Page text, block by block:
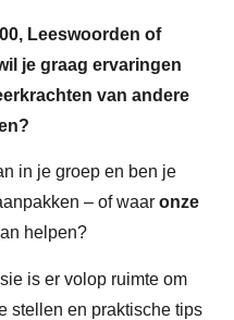
Leeswoorden of
je graag ervaringen
van andere
in je groep en ben je
– of waar onze
helpen?
is er volop ruimte om
stellen en praktische tips